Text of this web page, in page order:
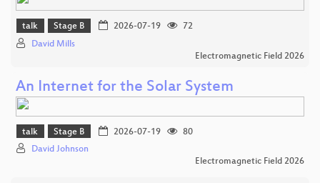
talk Stage B 2026-07-19
72
David Mills
Electromagnetic Field 2026
An Internet for the Solar System
talk Stage B 2026-07-19
80
David Johnson
Electromagnetic Field 2026